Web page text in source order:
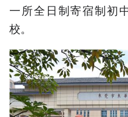
一所全日制寄宿制初
校。